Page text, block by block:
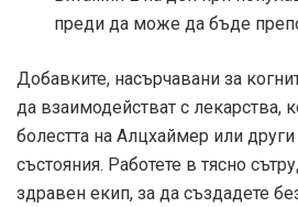
преди да може да бъде
Добавките, насърчавани за
да взаимодействат с лекарства,
болестта на Алцхаймер или
състояния. Работете в тясно
здравен екип, за да създадете